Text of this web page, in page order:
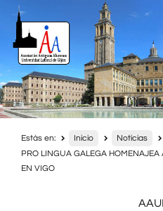
Estás en: Inicio Noticias
PRO LINGUA GALEGA
EN VIGO